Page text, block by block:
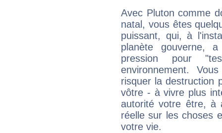
Avec Pluton comme
natal, vous êtes
puissant, qui, à
planète gouverne,
pression pour
environnement.
risquer la destruction
vôtre - à vivre plus
autorité votre être, à
réelle sur les choses
votre vie.